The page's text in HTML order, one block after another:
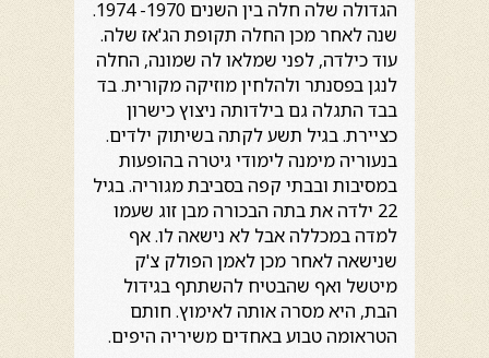
הגדולה שלה חלה בין השנים 1970- 1974.
שנה לאחר מכן החלה תקופת הג'אז שלה.
עוד כילדה, לפני שמלאו לה שמונה, החלה
לנגן בפסנתר ולהלחין מוזיקה מקורית. בד
בבד התגלה גם בילדותה ניצוץ כישרון
כציירת. בגיל תשע לקתה בשיתוק ילדים.
בנעוריה מימנה לימודי גיטרה בהופעות
במסיבות ובבתי קפה בסביבת מגוריה. בגיל
22 ילדה את בתה הבכורה מבן זוג שעמו
למדה במכללה אבל לא נישאה לו. אף
שנישאה לאחר מכן לאמן הפולק צ'ק
מיטשל ואף שהבטיח להשתתף בגידול
הבת, היא מסרה אותה לאימוץ. חותם
הטראומה טבוע באחדים משיריה היפים.